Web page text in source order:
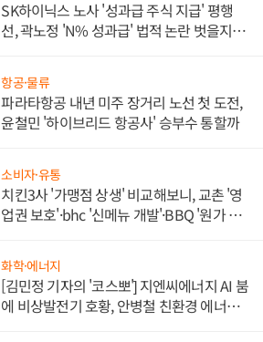
SK하이닉스 노사 '성과급 주식 지급' 평행
선, 곽노정 'N% 성과급' 법적 논란 벗을지 주
항공·물류
파라타항공 내년 미주 장거리 노선 첫 도전,
윤철민 '하이브리드 항공사' 승부수 통할까
소비자·유통
치킨3사 '가맹점 상생' 비교해보니, 교촌 '영
업권 보호'·bhc '신메뉴 개발'·BBQ '원가 부
화학·에너지
[김민정 기자의 '코스뽀'] 지엔씨에너지 AI 붐
에 비상발전기 호황, 안병철 친환경 에너지